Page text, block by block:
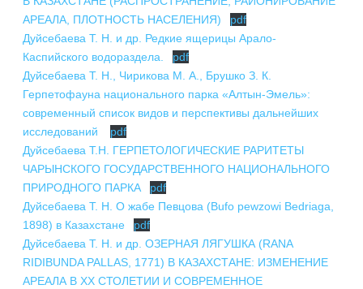
ОБОСНОВАНИЙ
ОРГАНИЗАЦИЯ ТРЕНИНГОВ И
СЕМИНАРОВ, ПОЛЕВЫХ ЭКСКУРСИЙ
ОРГАНИЗАЦИЯ ПОЛЕВЫХ ПРАКТИК,
СТАЖИРОВОК
СОВМЕСТНО С НАУЧНЫМ
ОБЩЕСТВОМ ТЕТИС
СЕЛЕВИНИЯ
SAIGA NEWS
АРЕАЛА, ПЛОТНОСТЬ НАСЕЛЕНИЯ)
pdf
Дуйсебаева Т. Н. и др. Редкие ящерицы Арало-
Каспийского водораздела.
pdf
Дуйсебаева Т. Н., Чирикова М. А., Брушко З. К.
Герпетофауна национального парка «Алтын-Эмель»:
современный список видов и перспективы дальнейших
исследований
pdf
Дуйсебаева Т.Н. ГЕРПЕТОЛОГИЧЕСКИЕ РАРИТЕТЫ
ЧАРЫНСКОГО ГОСУДАРСТВЕННОГО НАЦИОНАЛЬНОГО
ПРИРОДНОГО ПАРКА
pdf
Дуйсебаева Т. Н. О жабе Певцова (Bufo pewzowi Bedriaga,
1898) в Казахстане
pdf
Дуйсебаева Т. Н. и др. ОЗЕРНАЯ ЛЯГУШКА (RANA
RIDIBUNDA PALLAS, 1771) В КАЗАХСТАНЕ: ИЗМЕНЕНИЕ
АРЕАЛА В XX СТОЛЕТИИ И СОВРЕМЕННОЕ